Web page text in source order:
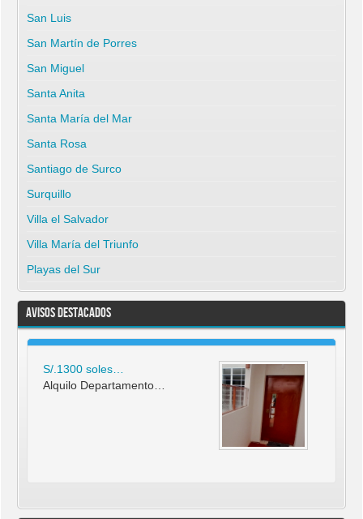
San Luis
San Martín de Porres
San Miguel
Santa Anita
Santa María del Mar
Santa Rosa
Santiago de Surco
Surquillo
Villa el Salvador
Villa María del Triunfo
Playas del Sur
Avisos Destacados
S/.1300 soles…
Alquilo Departamento…